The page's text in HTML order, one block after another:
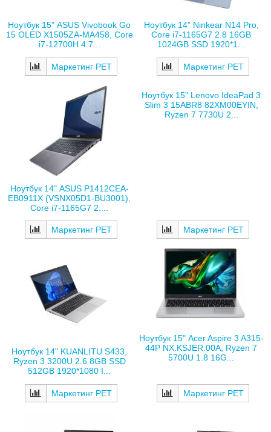
Ноутбук 15" ASUS Vivobook Go
15 OLED X1505ZA-MA458, Core
i7-12700H 4.7...
Маркетинг РЕТ
Ноутбук 14" Ninkear N14 Pro,
Core i7-1165G7 2.8 16GB
1024GB SSD 1920*1...
Маркетинг РЕТ
Ноутбук 14" ASUS P1412CEA-
EB0911X (VSNX05D1-BU3001),
Core i7-1165G7 2....
Маркетинг РЕТ
Ноутбук 15" Lenovo IdeaPad 3
Slim 3 15ABR8 82XM00EYIN,
Ryzen 7 7730U 2...
Маркетинг РЕТ
Ноутбук 14" KUANLITU S433,
Ryzen 3 3200U 2.6 8GB SSD
512GB 1920*1080 I...
Маркетинг РЕТ
Ноутбук 15" Acer Aspire 3 A315-
44P NX.KSJER.00A, Ryzen 7
5700U 1.8 16G...
Маркетинг РЕТ